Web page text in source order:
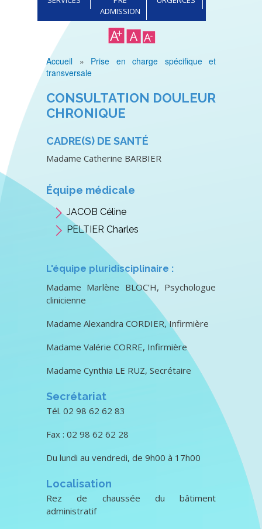
ADMISSION
Fil
Accueil
Prise en charge spécifique et
transversale
CONSULTATION DOULEUR
CHRONIQUE
CADRE(S) DE SANTÉ
Madame Catherine BARBIER
Équipe médicale
JACOB Céline
PELTIER Charles
L'équipe pluridisciplinaire :
Madame Marlène BLOC’H, Psychologue
clinicienne
Madame Alexandra CORDIER, Infirmière
Madame Valérie CORRE, Infirmière
Madame Cynthia LE RUZ, Secrétaire
Secrétariat
Tél. 02 98 62 62 83
Fax : 02 98 62 62 28
Du lundi au vendredi, de 9h00 à 17h00
Localisation
Rez de chaussée du bâtiment
administratif